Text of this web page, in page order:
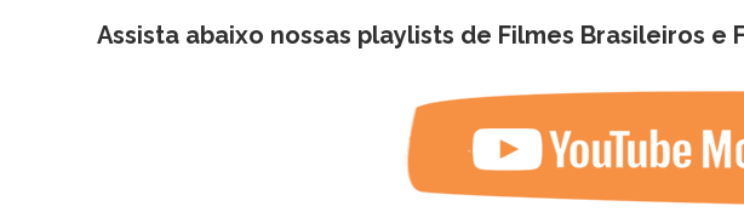
Assista abaixo nossas playlists de Filmes Brasileiros